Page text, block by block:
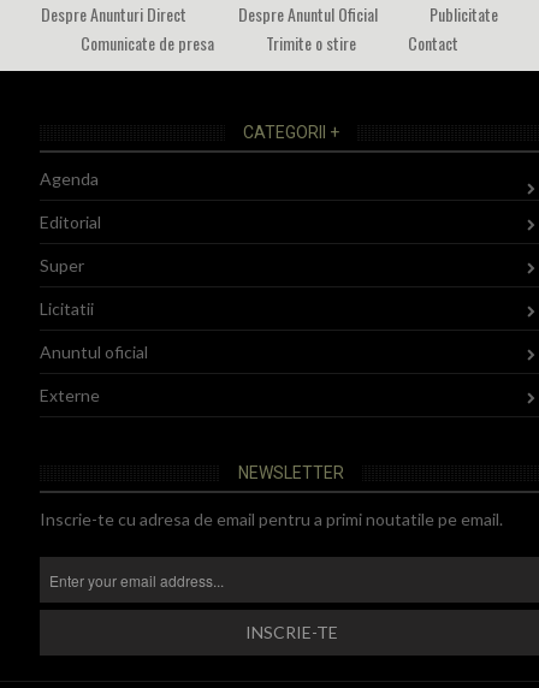
Despre Anunturi Direct
Despre Anuntul Oficial
Publicitate
Comunicate de presa
Trimite o stire Contact
CATEGORII +
Agenda
Editorial
Super
Licitatii
Anuntul oficial
Externe
NEWSLETTER
Inscrie-te cu adresa de email pentru a primi noutatile pe email.